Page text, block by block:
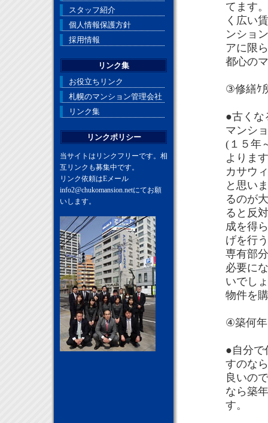
てます
く広い
ンショ
アに限
都心の
③修繕ｹ
●古くな
マンシ
(１５年
よりま
カサウ
と思い
るのが
ると反
成を得
げを行
専有部
必要に
いでし
物件を
④築何年
●自分で
すのな
良いの
なら築
す。
スタッフ紹介
個人情報保護方針
採用情報
リンク集
お役立ちリンク
札幌のマンション管理会社
リンク集
リンクポリシー
当サイトはリンクフリーです。相
互リンクも募集中です。
リンク依頼はEメール
info2@chukomansion.netにてお願
いします。